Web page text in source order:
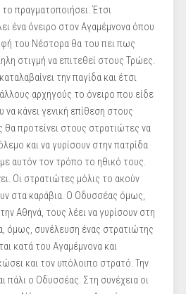
πραγματοποιήσει. Έτσι
ένα όνειρο στον Αγαμέμνονα όπου
του Νέστορα θα του πει πως
στιγμή να επιτεθεί στους Τρώες.
την παγίδα και έτσι
αρχηγούς το όνειρο που είδε
να κάνει γενική επίθεση στους
προτείνει στους στρατιώτες να
και να γυρίσουν στην πατρίδα
αυτόν τον τρόπο το ηθικό τους.
Οι στρατιώτες μόλις το ακούν
στα καράβια. Ο Οδυσσέας όμως,
Αθηνά, τους λέει να γυρίσουν στη
όμως, συνέλευση ένας στρατιώτης
κατά του Αγαμέμνονα και
και τον υπόλοιπο στρατό. Την
πάλι ο Οδυσσέας. Στη συνέχεια οι